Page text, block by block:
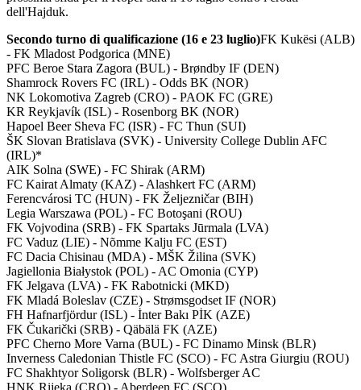
dell'Hajduk.
Secondo turno di qualificazione (16 e 23 luglio)FK Kukësi (ALB)
- FK Mladost Podgorica (MNE)
PFC Beroe Stara Zagora (BUL) - Brøndby IF (DEN)
Shamrock Rovers FC (IRL) - Odds BK (NOR)
NK Lokomotiva Zagreb (CRO) - PAOK FC (GRE)
KR Reykjavík (ISL) - Rosenborg BK (NOR)
Hapoel Beer Sheva FC (ISR) - FC Thun (SUI)
ŠK Slovan Bratislava (SVK) - University College Dublin AFC
(IRL)*
AIK Solna (SWE) - FC Shirak (ARM)
FC Kairat Almaty (KAZ) - Alashkert FC (ARM)
Ferencvárosi TC (HUN) - FK Željezničar (BIH)
Legia Warszawa (POL) - FC Botoşani (ROU)
FK Vojvodina (SRB) - FK Spartaks Jūrmala (LVA)
FC Vaduz (LIE) - Nõmme Kalju FC (EST)
FC Dacia Chisinau (MDA) - MŠK Žilina (SVK)
Jagiellonia Białystok (POL) - AC Omonia (CYP)
FK Jelgava (LVA) - FK Rabotnicki (MKD)
FK Mladá Boleslav (CZE) - Strømsgodset IF (NOR)
FH Hafnarfjördur (ISL) - İnter Bakı PİK (AZE)
FK Čukarički (SRB) - Qäbälä FK (AZE)
PFC Cherno More Varna (BUL) - FC Dinamo Minsk (BLR)
Inverness Caledonian Thistle FC (SCO) - FC Astra Giurgiu (ROU)
FC Shakhtyor Soligorsk (BLR) - Wolfsberger AC
HNK Rijeka (CRO) - Aberdeen FC (SCO)